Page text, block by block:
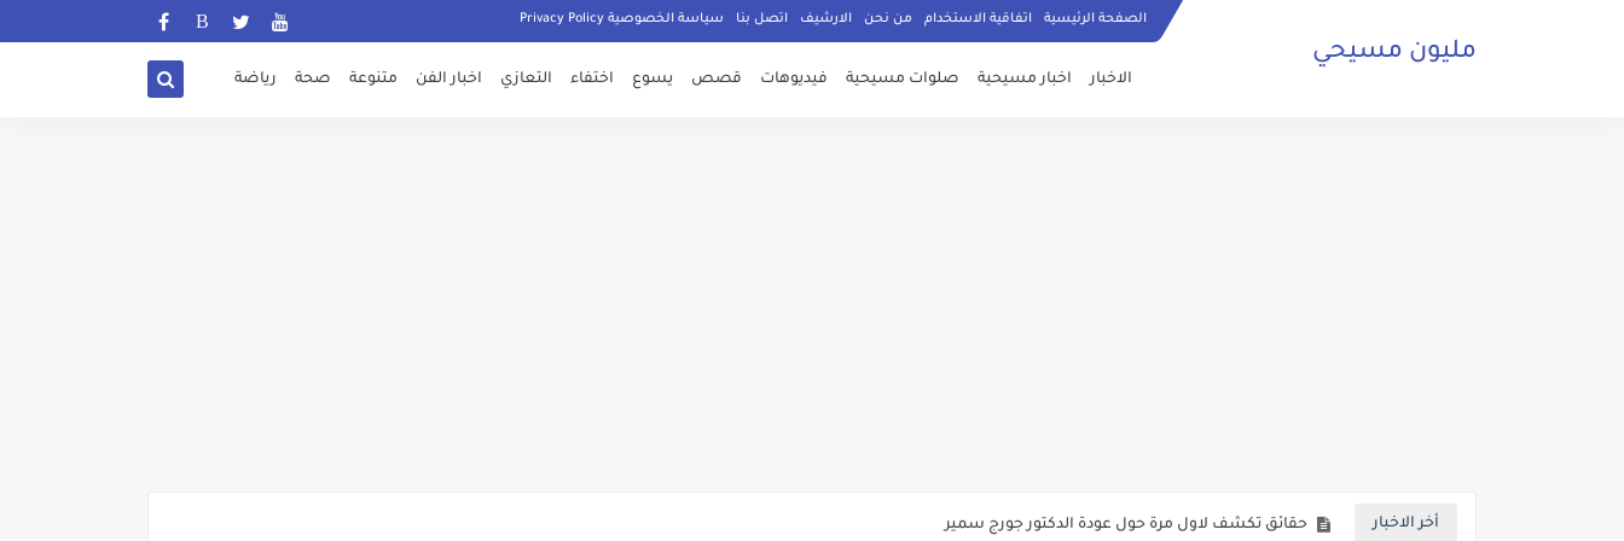
الصفحة الرئيسية اتفاقية الاستخدام من نحن الارشيف اتصل بنا سياسة الخصوصية Privacy Policy
مليون مسيحي
الاخبار اخبار مسيحية صلوات مسيحية فيديوهات قصص يسوع اختفاء التعازي اخبار الفن متنوعة صحة رياضة
أخر الاخبار صلاة مسيحية رائعة من اجل السلام الامان في العالم اجمع